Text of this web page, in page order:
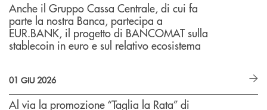
Anche il Gruppo Cassa Centrale, di cui fa
parte la nostra Banca, partecipa a
EUR.BANK, il progetto di BANCOMAT sulla
stablecoin in euro e sul relativo ecosistema
01 GIU 2026
Al via la promozione “Taglia la Rata” di